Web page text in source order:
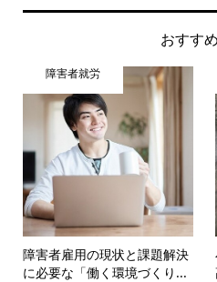
おすす
障害者就労
障害者雇用の現状と課題解決
に必要な「働く環境づくり...